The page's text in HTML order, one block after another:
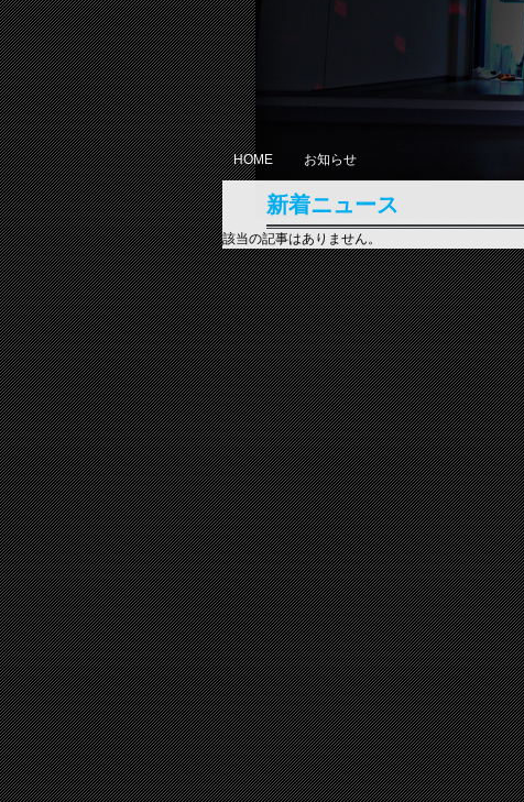
HOME お知らせ
新着ニュース
該当の記事はありません。